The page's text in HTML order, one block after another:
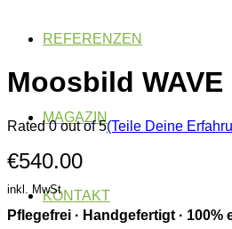
REFERENZEN
MAGAZIN
KONTAKT
Moosbild WAVE
Rated 0 out of 5(Teile Deine
€540.00
inkl. MwSt
Pflegefrei · Handgefertigt · 100%